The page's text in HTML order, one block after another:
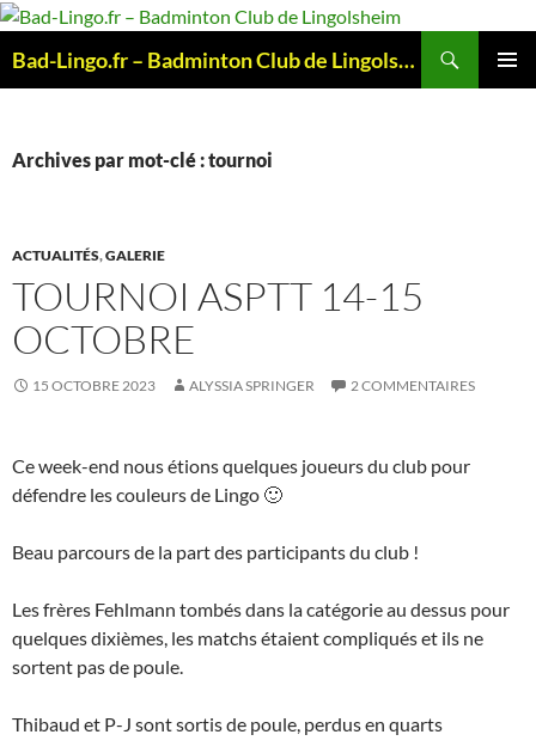
Aller
contenu
Bad-Lingo.fr – Badminton Club de Lingolsheim
Archives par mot-clé : tournoi
ACTUALITÉS,GALERIE
TOURNOI ASPTT 14-15
OCTOBRE
15 OCTOBRE 2023 ALYSSIA SPRINGER 2 COMMENTAIRES
Ce week-end nous étions quelques joueurs du club pour
défendre les couleurs de Lingo 🙂
Beau parcours de la part des participants du club !
Les frères Fehlmann tombés dans la catégorie au dessus pour
quelques dixièmes, les matchs étaient compliqués et ils ne
sortent pas de poule.
Thibaud et P-J sont sortis de poule, perdus en quarts